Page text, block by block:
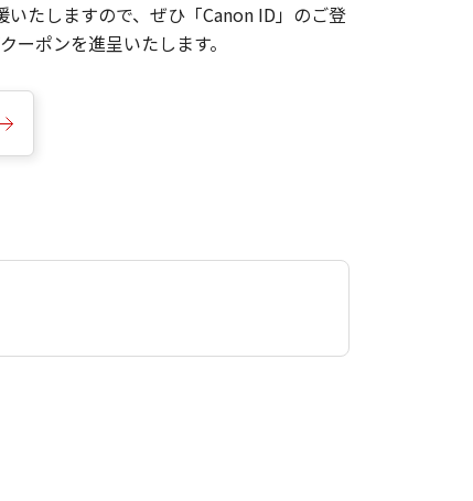
たしますので、ぜひ「Canon ID」のご登
ポンを進呈いたします。